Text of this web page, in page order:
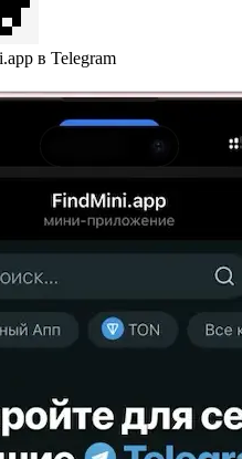
в Telegram